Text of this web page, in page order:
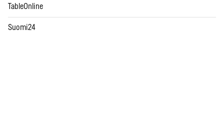
TableOnline
Suomi24